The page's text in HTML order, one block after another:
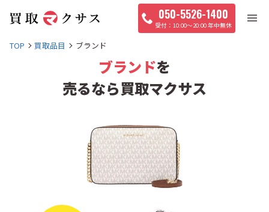
050-5526-1400
10:00〜20:00 年中無休
TOP 買取品目 ブランド
ブランドを
売るなら買取マクサス